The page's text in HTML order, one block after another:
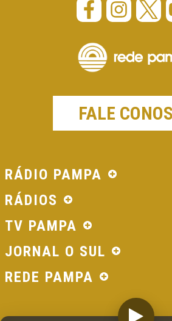
FALE
RÁDIO PAMPA
RÁDIOS
TV PAMPA
JORNAL O SUL
REDE PAMPA